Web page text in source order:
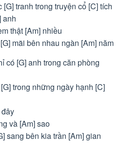
tranh trong truyện cổ [C] tích
anh
thật [Am] nhiều
mãi bên nhau ngàn [Am] năm
có [G] anh trong căn phòng
trong những ngày hạnh [C]
và [Am] sao
sang bên kia trần [Am] gian